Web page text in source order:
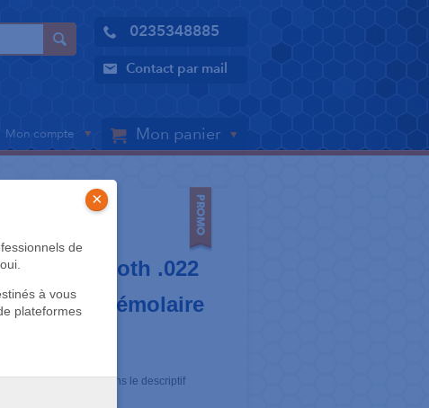
0235348885
Contact par mail
Mon compte Mon panier
de
à vous
plateformes
×
M - Roth .022
+ prémolaire
Products
pour ce modèle dans le descriptif